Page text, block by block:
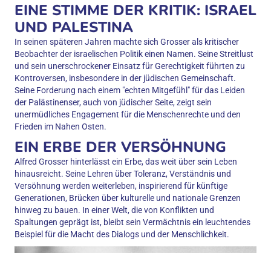
EINE STIMME DER KRITIK: ISRAEL
UND PALESTINA
In seinen späteren Jahren machte sich Grosser als kritischer
Beobachter der israelischen Politik einen Namen. Seine Streitlust
und sein unerschrockener Einsatz für Gerechtigkeit führten zu
Kontroversen, insbesondere in der jüdischen Gemeinschaft.
Seine Forderung nach einem "echten Mitgefühl" für das Leiden
der Palästinenser, auch von jüdischer Seite, zeigt sein
unermüdliches Engagement für die Menschenrechte und den
Frieden im Nahen Osten.
EIN ERBE DER VERSÖHNUNG
Alfred Grosser hinterlässt ein Erbe, das weit über sein Leben
hinausreicht. Seine Lehren über Toleranz, Verständnis und
Versöhnung werden weiterleben, inspirierend für künftige
Generationen, Brücken über kulturelle und nationale Grenzen
hinweg zu bauen. In einer Welt, die von Konflikten und
Spaltungen geprägt ist, bleibt sein Vermächtnis ein leuchtendes
Beispiel für die Macht des Dialogs und der Menschlichkeit.